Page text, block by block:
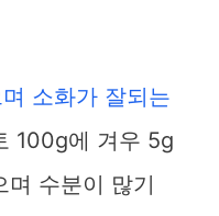
소화가 잘되는
100g에 겨우 5g
며 수분이 많기